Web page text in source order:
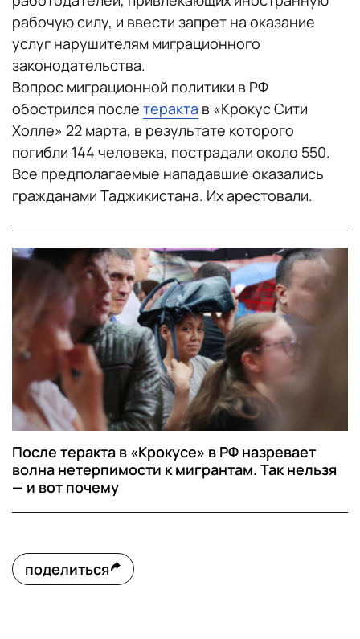
рабочую силу, и ввести запрет на оказание
услуг нарушителям миграционного
законодательства.
Вопрос миграционной политики в РФ
обострился после теракта в «Крокус Сити
Холле» 22 марта, в результате которого
погибли 144 человека, пострадали около 550.
Все предполагаемые нападавшие оказались
гражданами Таджикистана. Их арестовали.
После теракта в «Крокусе» в РФ назревает
волна нетерпимости к мигрантам. Так нельзя
— и вот почему
поделиться